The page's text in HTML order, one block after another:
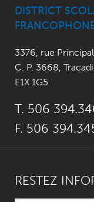
DISTRICT
3376, rue
C. P. 3668,
E1X 1G5
T. 506
F. 506
RESTEZ